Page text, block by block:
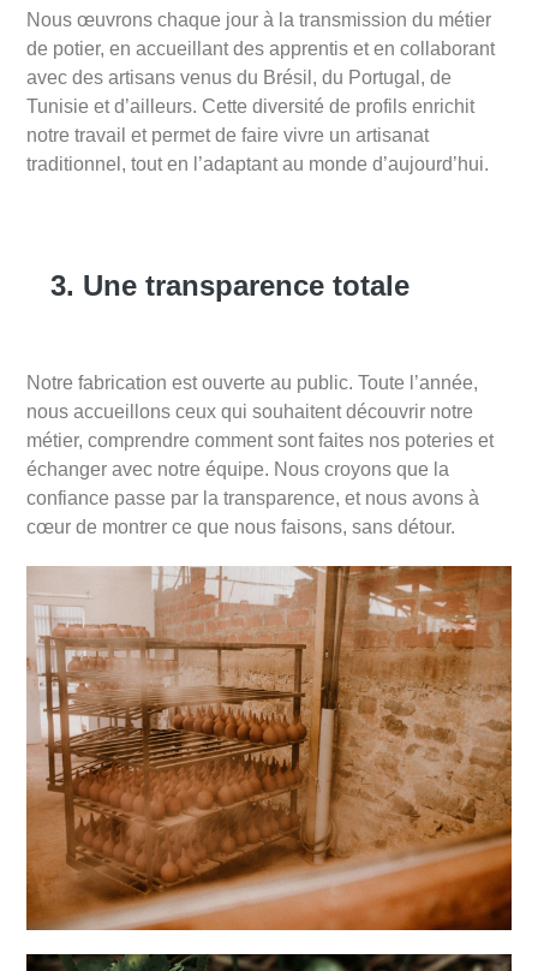
Nous œuvrons chaque jour à la transmission du métier
de potier, en accueillant des apprentis et en collaborant
avec des artisans venus du Brésil, du Portugal, de
Tunisie et d’ailleurs. Cette diversité de profils enrichit
notre travail et permet de faire vivre un artisanat
traditionnel, tout en l’adaptant au monde d’aujourd’hui.
3. Une transparence totale
Notre fabrication est ouverte au public. Toute l’année,
nous accueillons ceux qui souhaitent découvrir notre
métier, comprendre comment sont faites nos poteries et
échanger avec notre équipe. Nous croyons que la
confiance passe par la transparence, et nous avons à
cœur de montrer ce que nous faisons, sans détour.